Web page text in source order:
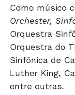
Como músico
Orchester,
Orquestra
Orquestra do
Sinfônica de
Luther King,
entre outras.